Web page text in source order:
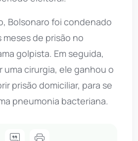
Bolsonaro foi condenado
meses de prisão no
golpista. Em seguida,
uma cirurgia, ele ganhou o
prisão domiciliar, para se
pneumonia bacteriana.